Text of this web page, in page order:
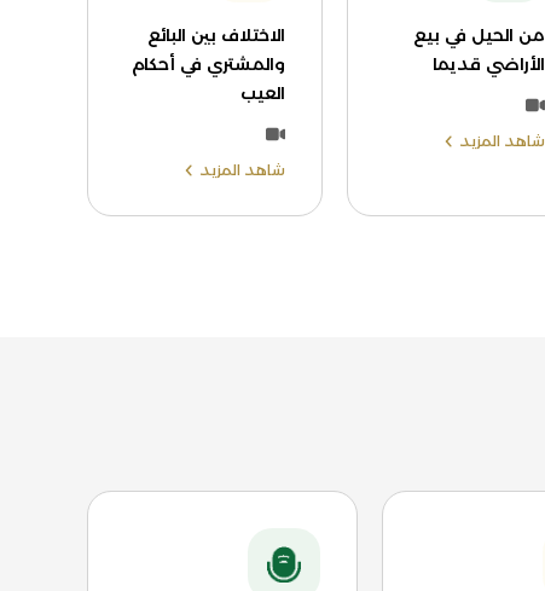
من الحيل في بيع
الأراضي قديما
شاهد المزيد
الاختلاف بين البائع
والمشتري في أحكام
العيب
شاهد المزيد